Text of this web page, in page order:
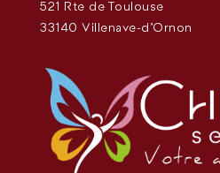
521 Rte de Toulouse
33140 Villenave-d'Ornon